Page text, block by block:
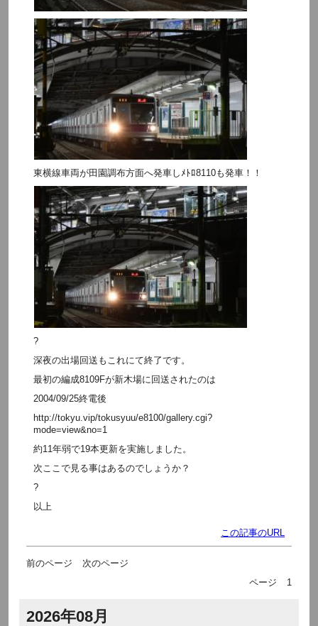
東横線車両が田園調布方面へ発車しﾒﾄﾛ8110も発車！！
?
深夜の出場回送もこれにて終了です。
最初の編成8109Fが新木場に回送されたのは
2004/09/25終電後
http://tokyu.vip/tokusyuu/e8100/gallery.cgi?
mode=view&no=1
約11年弱で19本更新を実施しました。
次ここで見る事はあるのでしょうか？
?
以上
この記事のURL
前のページ
次のページ
ページ
1
2026年08月